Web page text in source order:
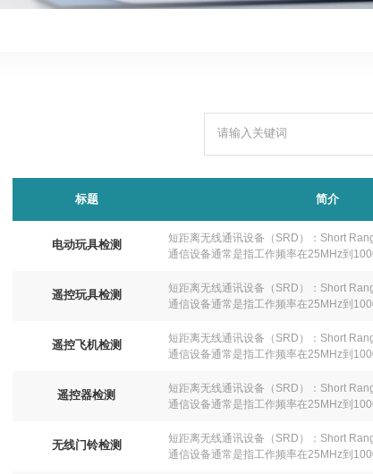
标题 简介
电动玩具检测
短距离⽆线通讯设备（SRD）：Short
通信设备通常是指⼯作频率在25MHz到
频段上，由于现有的频段资源不⾜，很多
扰的情况。不同业务中所使 ⽤的许多ISM
遥控玩具检测
短距离⽆线通讯设备（SRD）：Short
通信设备通常是指⼯作频率在25MHz到
频段上，由于现有的频段资源不⾜，很多
扰的情况。不同业务中所使 ⽤的许多ISM
遥控飞机检测
短距离⽆线通讯设备（SRD）：Short
通信设备通常是指⼯作频率在25MHz到
频段上，由于现有的频段资源不⾜，很多
扰的情况。不同业务中所使 ⽤的许多ISM
遥控器检测
短距离⽆线通讯设备（SRD）：Short
通信设备通常是指⼯作频率在25MHz到
频段上，由于现有的频段资源不⾜，很多
扰的情况。不同业务中所使 ⽤的许多ISM
无线门铃检测
短距离⽆线通讯设备（SRD）：Short
通信设备通常是指⼯作频率在25MHz到